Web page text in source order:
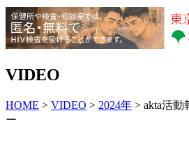
VIDEO
HOME > VIDEO > 2024年 > akta活動
ー